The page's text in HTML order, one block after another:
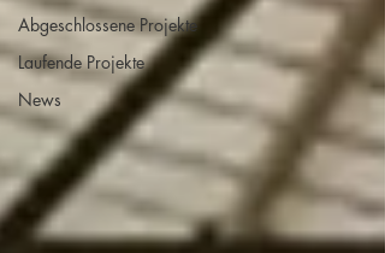
Abgeschlossene Projekte
Laufende Projekte
News